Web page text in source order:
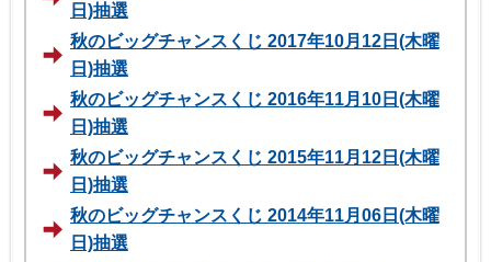
日)抽選
秋のビッグチャンスくじ 2017年10月12日(木曜
日)抽選
秋のビッグチャンスくじ 2016年11月10日(木曜
日)抽選
秋のビッグチャンスくじ 2015年11月12日(木曜
日)抽選
秋のビッグチャンスくじ 2014年11月06日(木曜
日)抽選